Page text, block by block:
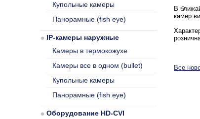
В
камер
Все
Купольные камеры
Панорамные (fish eye)
IP-камеры наружные
Камеры в термокожухе
Камеры все в одном (bullet)
Купольные камеры
Панорамные (fish eye)
Оборудование HD-CVI